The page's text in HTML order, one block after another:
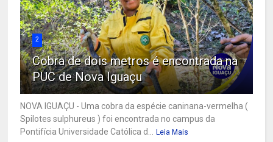
2
Cobra de dois metros é encontrada na
PUC de Nova Iguaçu
NOVA IGUAÇU - Uma cobra da espécie caninana-vermelha (
Spilotes sulphureus ) foi encontrada no campus da
Pontifícia Universidade Católica d...
Leia Mais